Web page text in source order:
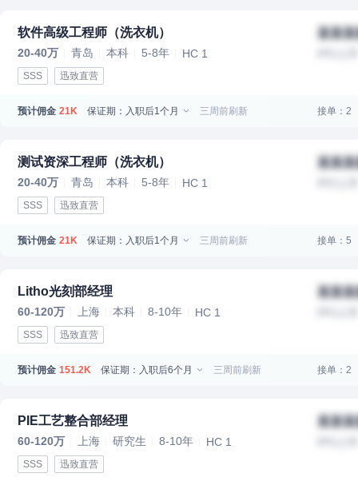
软件高级工程师（洗衣机）
20-40万 青岛 本科 5-8年 HC 1
SSS 迅致直营
某某
预计佣金 21K 保证期：入职后1个月 三周前刷新 接单：2
测试资深工程师（洗衣机）
20-40万 青岛 本科 5-8年 HC 1
SSS 迅致直营
某某
预计佣金 21K 保证期：入职后1个月 三周前刷新 接单：5
Litho光刻部经理
60-120万 上海 本科 8-10年 HC 1
SSS 迅致直营
某某
预计佣金 151.2K 保证期：入职后6个月 三周前刷新 接单：2
PIE工艺整合部经理
60-120万 上海 研究生 8-10年 HC 1
SSS 迅致直营
某某